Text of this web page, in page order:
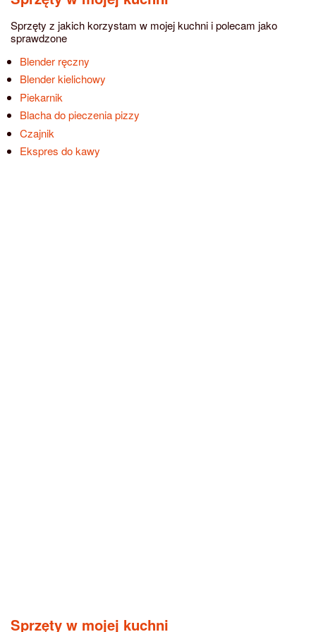
Sprzęty z jakich korzystam w mojej kuchni i polecam jako
sprawdzone
Blender ręczny
Blender kielichowy
Piekarnik
Blacha do pieczenia pizzy
Czajnik
Ekspres do kawy
Sprzęty w mojej kuchni